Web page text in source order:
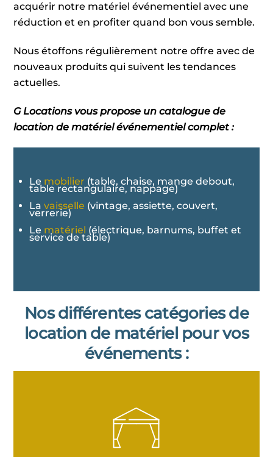
acquérir notre matériel événementiel avec une
réduction et en profiter quand bon vous semble.
Nous étoffons régulièrement notre offre avec de
nouveaux produits qui suivent les tendances
actuelles.
G Locations vous propose un catalogue de
location de matériel événementiel complet :
Le mobilier (table, chaise, mange debout,
table rectangulaire, nappage)
La vaisselle (vintage, assiette, couvert,
verrerie)
Le matériel (électrique, barnums, buffet et
service de table)
Nos différentes catégories de
location de matériel pour vos
événements :